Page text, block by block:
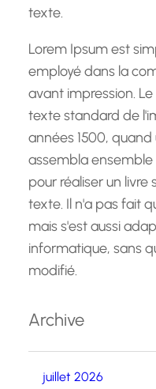
texte.
Lorem Ipsum est
employé dans la
avant impression.
texte standard de
années 1500,
assembla
pour réaliser un
texte. Il n'a pas fait
mais s'est aussi
informatique, sans
modifié.
Archive
juillet 2026